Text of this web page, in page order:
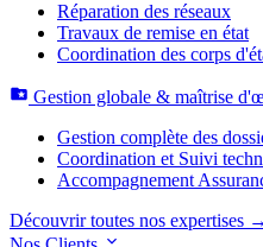
Réparation des réseaux
Travaux de remise en état
Coordination des corps
Gestion globale & maîtrise
Gestion complète des
Coordination et Suivi
Accompagnement
Découvrir toutes nos expertises →